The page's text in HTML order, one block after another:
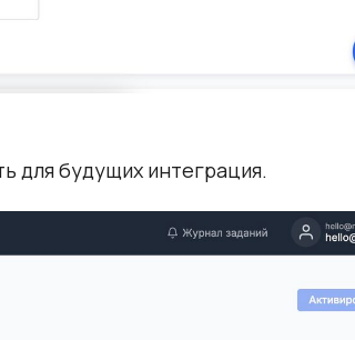
для будущих интеграция.